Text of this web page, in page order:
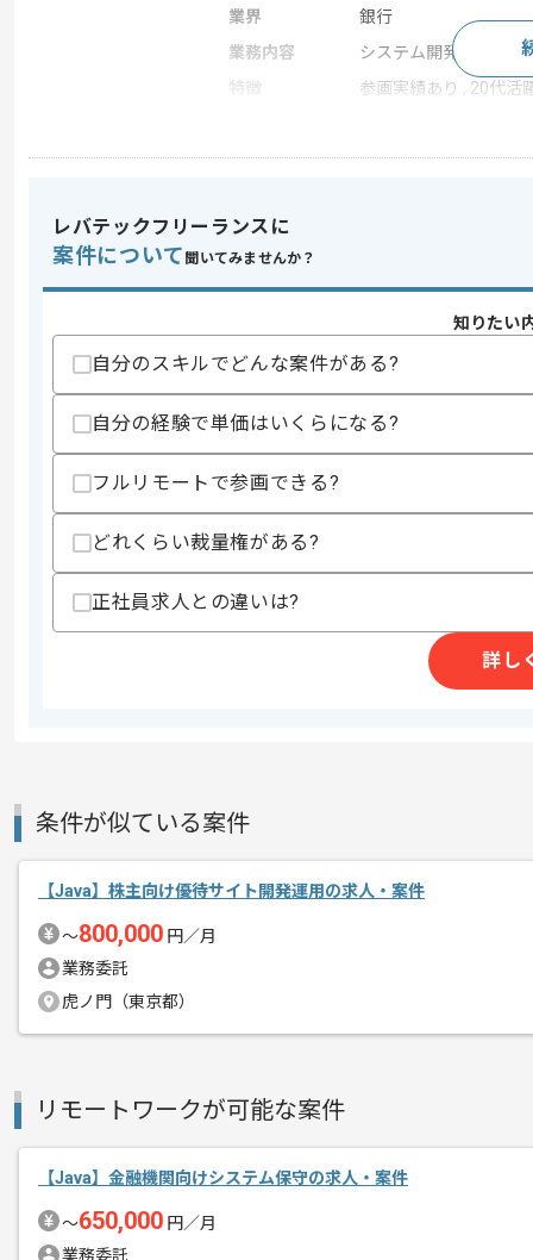
業界
銀行
業務内容
システム開発
特徴
参画実績あり , 20代活
歓迎スキル
・各フェーズでのレビュー経験
スキルに不安がある方へ
上記に似た経験やスキルをお持ちであれば申
その他募集要項
募集人数
作業開始日
2025/01/06
レバテックでの実績がある企業の案件
新しいアイディアや技術を積極的に導入
レバテックフリーランスに
案件について 聞いてみませんか？
知りたい
自分のスキルでどんな案件がある?
自分の経験で単価はいくらになる?
フルリモートで参画できる?
どれくらい裁量権がある?
正社員求人との違いは?
詳し
条件が似ている案件
【Java】株主向け優待サイト開発運用の求人・案件
〜800,000 円／月
業務委託
虎ノ門（東京都）
リモートワークが可能な案件
【Java】金融機関向けシステム保守の求人・案件
〜650,000 円／月
業務委託